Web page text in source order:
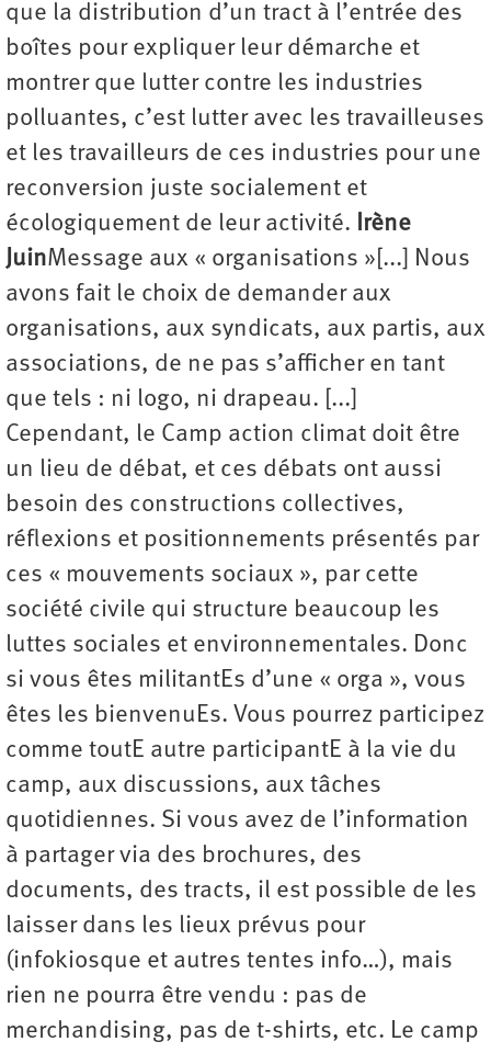
que la distribution d’un tract à l’entrée des
boîtes pour expliquer leur démarche et
montrer que lutter contre les industries
polluantes, c’est lutter avec les travailleuses
et les travailleurs de ces industries pour une
reconversion juste socialement et
écologiquement de leur activité. Irène
JuinMessage aux « organisations »[...] Nous
avons fait le choix de demander aux
organisations, aux syndicats, aux partis, aux
associations, de ne pas s’afficher en tant
que tels : ni logo, ni drapeau. [...]
Cependant, le Camp action climat doit être
un lieu de débat, et ces débats ont aussi
besoin des constructions collectives,
réflexions et positionnements présentés par
ces « mouvements sociaux », par cette
société civile qui structure beaucoup les
luttes sociales et environnementales. Donc
si vous êtes militantEs d’une « orga », vous
êtes les bienvenuEs. Vous pourrez participez
comme toutE autre participantE à la vie du
camp, aux discussions, aux tâches
quotidiennes. Si vous avez de l’information
à partager via des brochures, des
documents, des tracts, il est possible de les
laisser dans les lieux prévus pour
(infokiosque et autres tentes info…), mais
rien ne pourra être vendu : pas de
merchandising, pas de t-shirts, etc. Le camp